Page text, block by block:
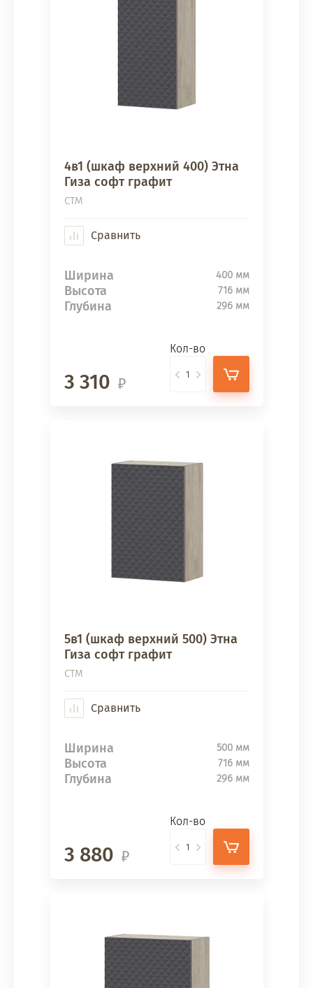
4в1 (шкаф верхний 400) Этна
Гиза софт графит
СТМ
Сравнить
Ширина 400 мм
Высота 716 мм
Глубина 296 мм
3 310
Кол-во
5в1 (шкаф верхний 500) Этна
Гиза софт графит
СТМ
Сравнить
Ширина 500 мм
Высота 716 мм
Глубина 296 мм
3 880
Кол-во